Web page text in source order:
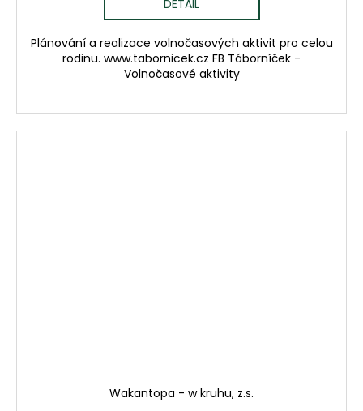
DETAIL
Plánování a realizace volnočasových aktivit pro celou
rodinu. www.tabornicek.cz FB Táborníček -
Volnočasové aktivity
Wakantopa - w kruhu, z.s.